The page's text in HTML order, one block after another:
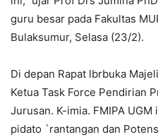
guru besar pada Fakultas
Bulaksumur, Selasa (23/2).
Di depan Rapat lbrbuka
Ketua Task Force Pendirian
Jurusan. K-imia. FMIPA
pidato `rantangan dan